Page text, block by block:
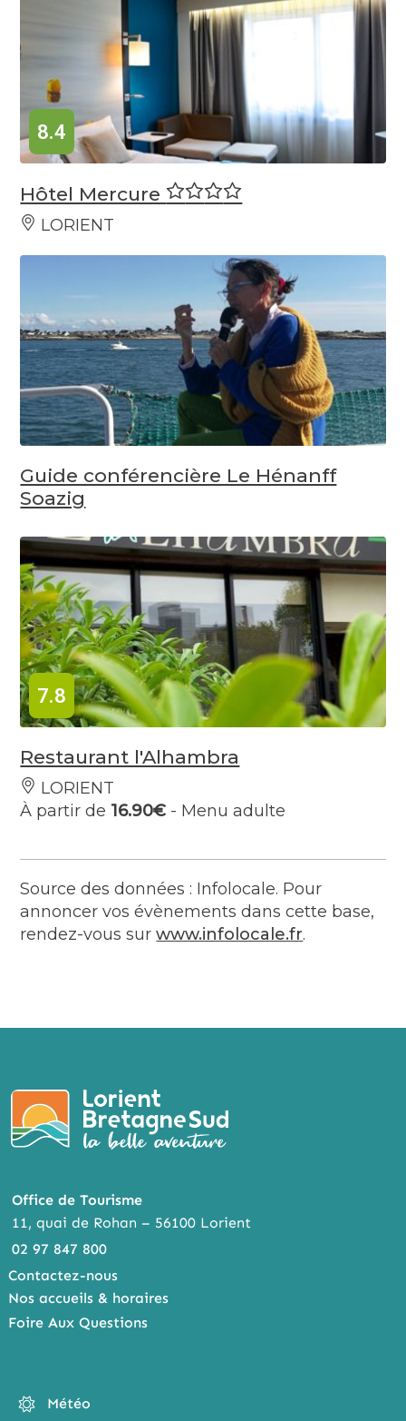
8.4
Hôtel Mercure
LORIENT
Guide conférencière Le Hénanff
Soazig
7.8
Restaurant l'Alhambra
LORIENT
À partir de 16.90€ - Menu adulte
Source des données : Infolocale. Pour
annoncer vos évènements dans cette base,
rendez-vous surwww.infolocale.fr.
Office de Tourisme
11, quai de Rohan – 56100 Lorient
02 97 847 800
Contactez-nous
Nos accueils & horaires
Foire Aux Questions
Météo